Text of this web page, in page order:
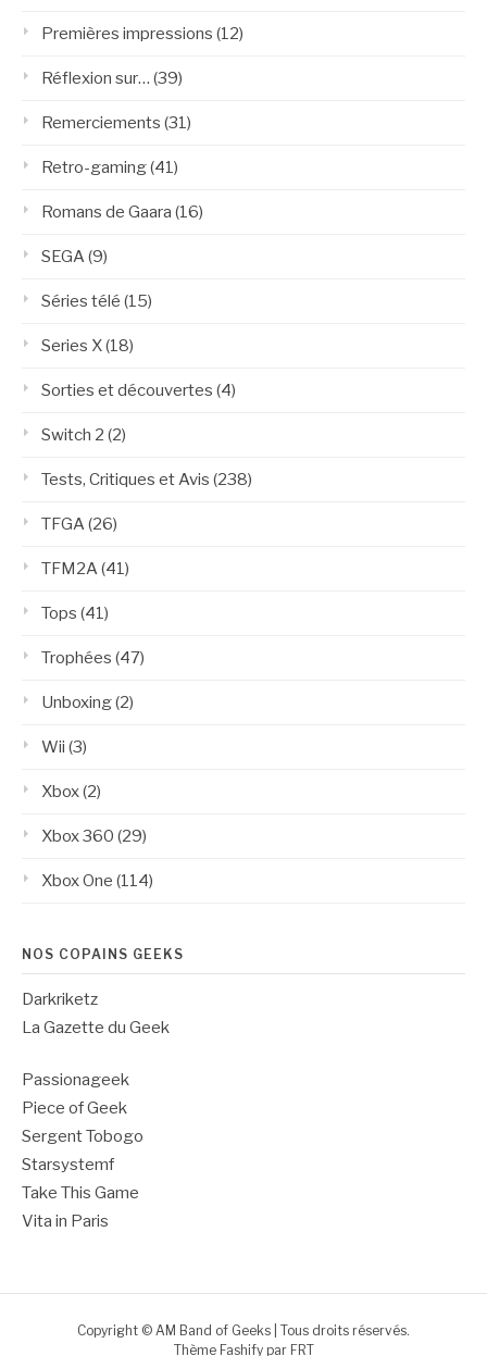
Premières impressions (12)
Réflexion sur… (39)
Remerciements (31)
Retro-gaming(41)
Romans de Gaara (16)
SEGA(9)
Séries télé (15)
Series X(18)
Sorties et découvertes (4)
Switch 2 (2)
Tests, Critiques et Avis (238)
TFGA(26)
TFM2A(41)
Tops (41)
Trophées (47)
Unboxing(2)
Wii (3)
Xbox(2)
Xbox 360 (29)
Xbox One (114)
NOS COPAINS GEEKS
Darkriketz
La Gazette du Geek
Passionageek
Piece of Geek
Sergent Tobogo
Starsystemf
Take This Game
Vita in Paris
Copyright © AM Band of Geeks | Tous droits réservés.
Thème Fashify par FRT